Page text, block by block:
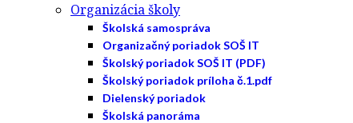
Organizácia školy
Školská samospráva
Organizačný poriadok SOŠ IT
Školský poriadok SOŠ IT (PDF)
Školský poriadok príloha č.1.pdf
Dielenský poriadok
Školská panoráma